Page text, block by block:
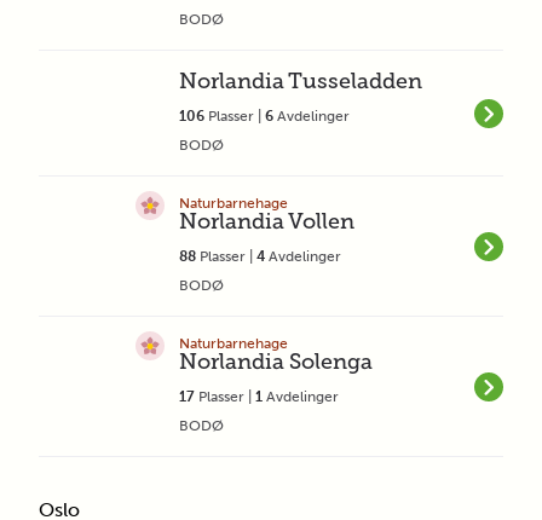
BODØ
Norlandia Tusseladden
106 Plasser | 6 Avdelinger
BODØ
Naturbarnehage
Norlandia Vollen
88 Plasser | 4 Avdelinger
BODØ
Naturbarnehage
Norlandia Solenga
17 Plasser | 1 Avdelinger
BODØ
Oslo